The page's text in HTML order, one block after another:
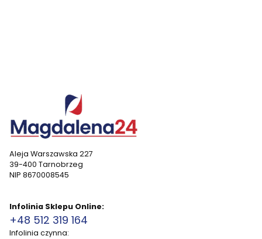
Aleja Warszawska 227
39-400 Tarnobrzeg
NIP 8670008545
Infolinia Sklepu Online:
+48 512 319 164
Infolinia czynna: